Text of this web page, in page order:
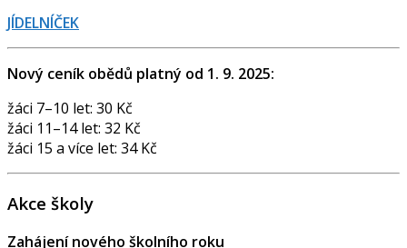
JÍDELNÍČEK
Nový ceník obědů platný od 1. 9. 2025:
žáci 7–10 let: 30 Kč
žáci 11–14 let: 32 Kč
žáci 15 a více let: 34 Kč
Akce školy
Zahájení nového školního roku